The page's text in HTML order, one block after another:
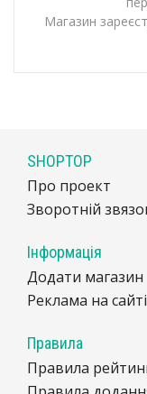
Магазин
SHOPTOP
Про проект
Зворотній
Інформація
Додати магазин
Реклама на сайті
Правила
Правила